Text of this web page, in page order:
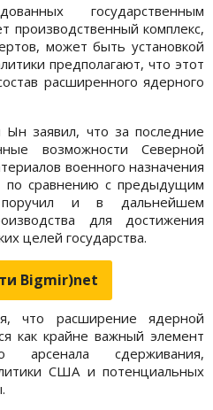
государственным
производственный комплекс,
может быть установкой
предполагают, что этот
расширенного ядерного
заявил, что за последние
возможности Северной
военного назначения
по сравнению с предыдущим
и в дальнейшем
для достижения
целей государства.
Bigmir)net
что расширение ядерной
как крайне важный элемент
арсенала сдерживания,
США и потенциальных